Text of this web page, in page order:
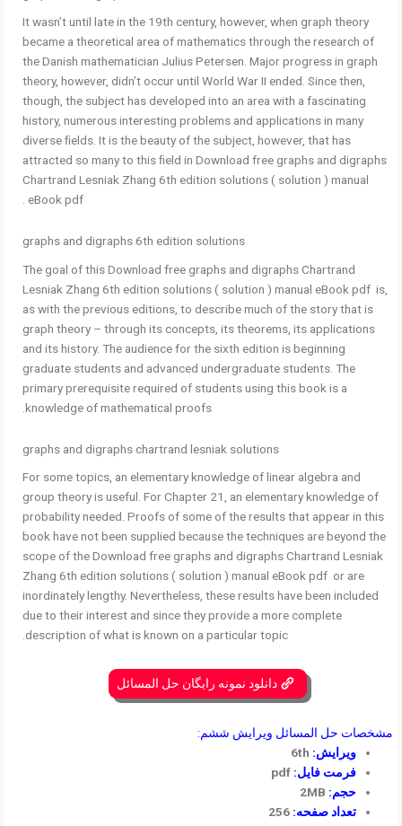
It wasn’t until late in the 19th century, however, when graph theory
became a theoretical area of mathematics through the research of
the Danish mathematician Julius Petersen. Major progress in graph
theory, however, didn’t occur until World War II ended. Since then,
though, the subject has developed into an area with a fascinating
history, numerous interesting problems and applications in many
diverse ﬁelds. It is the beauty of the subject, however, that has
attracted so many to this ﬁeld in Download free graphs and digraphs
Chartrand Lesniak Zhang 6th edition solutions ( solution ) manual
eBook pdf .
graphs and digraphs 6th edition solutions
The goal of this Download free graphs and digraphs Chartrand
Lesniak Zhang 6th edition solutions ( solution ) manual eBook pdf is,
as with the previous editions, to describe much of the story that is
graph theory – through its concepts, its theorems, its applications
and its history. The audience for the sixth edition is beginning
graduate students and advanced undergraduate students. The
primary prerequisite required of students using this book is a
knowledge of mathematical proofs.
graphs and digraphs chartrand lesniak solutions
For some topics, an elementary knowledge of linear algebra and
group theory is useful. For Chapter 21, an elementary knowledge of
probability needed. Proofs of some of the results that appear in this
book have not been supplied because the techniques are beyond the
scope of the Download free graphs and digraphs Chartrand Lesniak
Zhang 6th edition solutions ( solution ) manual eBook pdf or are
inordinately lengthy. Nevertheless, these results have been included
due to their interest and since they provide a more complete
description of what is known on a particular topic.
دانلود نمونه رایگان حل المسائل
مشخصات حل المسائل ویرایش ششم:
ویرایش: 6th
فرمت فایل: pdf
حجم:
تعداد صفحه: 256